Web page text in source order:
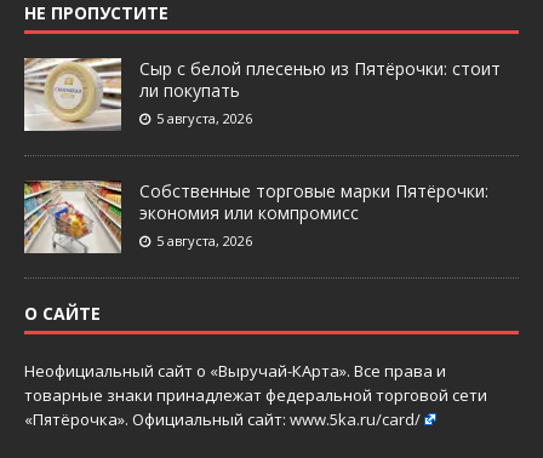
НЕ ПРОПУСТИТЕ
Сыр с белой плесенью из Пятёрочки: стоит
ли покупать
5 августа, 2026
Собственные торговые марки Пятёрочки:
экономия или компромисс
5 августа, 2026
О САЙТЕ
Неофициальный сайт о «Выручай-КАрта». Все права и
товарные знаки принадлежат федеральной торговой сети
«Пятёрочка». Официальный сайт: www.5ka.ru/card/